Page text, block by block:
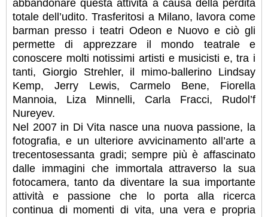
abbandonare questa attività a causa della perdita
totale dell’udito. Trasferitosi a Milano, lavora come
barman presso i teatri Odeon e Nuovo e ciò gli
permette di apprezzare il mondo teatrale e
conoscere molti notissimi artisti e musicisti e, tra i
tanti, Giorgio Strehler, il mimo-ballerino Lindsay
Kemp, Jerry Lewis, Carmelo Bene, Fiorella
Mannoia, Liza Minnelli, Carla Fracci, Rudol’f
Nureyev.
Nel 2007 in Di Vita nasce una nuova passione, la
fotografia, e un ulteriore avvicinamento all’arte a
trecentosessanta gradi; sempre più è affascinato
dalle immagini che immortala attraverso la sua
fotocamera, tanto da diventare la sua importante
attività e passione che lo porta alla ricerca
continua di momenti di vita, una vera e propria